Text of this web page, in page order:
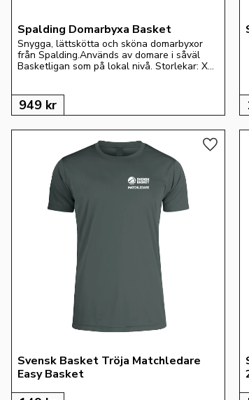
Spalding Domarbyxa Basket
Snygga, lättskötta och sköna domarbyxor
från Spalding.Används av domare i såväl
Basketligan som på lokal nivå. Storlekar: XS
949 kr
till i favoriter
Svensk Basket Tröja Matchledare
Easy Basket
Lägg till